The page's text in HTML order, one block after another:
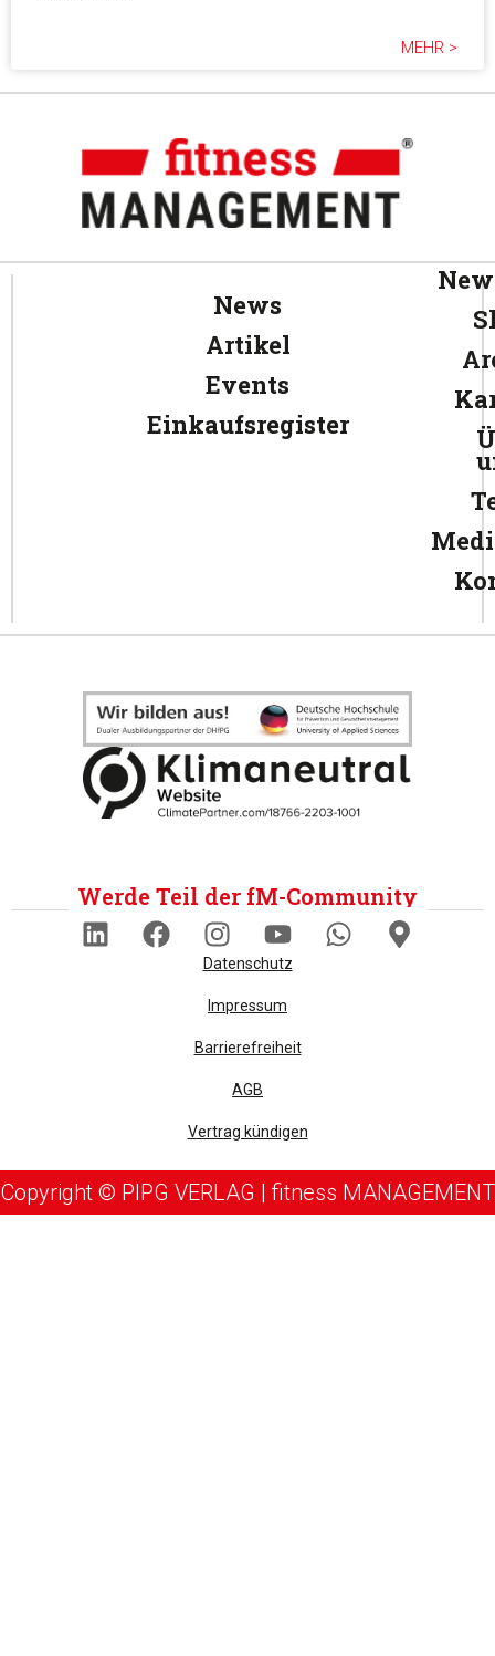
MEHR >
News
Artikel
Events
Einkaufsregister
Werde Teil der fM-Community
Datenschutz
Impressum
Barrierefreiheit
AGB
Vertrag kündigen
Copyright © PIPG VERLAG | fitness MANAGEMENT